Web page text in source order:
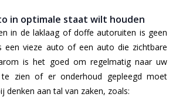
in optimale staat wilt houden
in de laklaag of doffe autoruiten is geen
een vieze auto of een auto die zichtbare
is het goed om regelmatig naar uw
zien of er onderhoud gepleegd moet
denken aan tal van zaken, zoals: